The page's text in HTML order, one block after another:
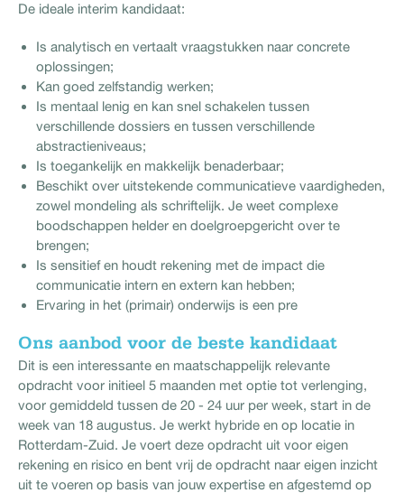
De ideale interim kandidaat:
Is analytisch en vertaalt vraagstukken naar concrete
oplossingen;
Kan goed zelfstandig werken;
Is mentaal lenig en kan snel schakelen tussen
verschillende dossiers en tussen verschillende
abstractieniveaus;
Is toegankelijk en makkelijk benaderbaar;
Beschikt over uitstekende communicatieve vaardigheden,
zowel mondeling als schriftelijk. Je weet complexe
boodschappen helder en doelgroepgericht over te
brengen;
Is sensitief en houdt rekening met de impact die
communicatie intern en extern kan hebben;
Ervaring in het (primair) onderwijs is een pre
Ons aanbod voor de beste kandidaat
Dit is een interessante en maatschappelijk relevante
opdracht voor initieel 5 maanden met optie tot verlenging,
voor gemiddeld tussen de 20 - 24 uur per week, start in de
week van 18 augustus. Je werkt hybride en op locatie in
Rotterdam-Zuid. Je voert deze opdracht uit voor eigen
rekening en risico en bent vrij de opdracht naar eigen inzicht
uit te voeren op basis van jouw expertise en afgestemd op